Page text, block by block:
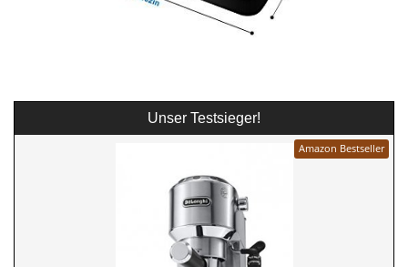
Unser Testsieger!
Amazon Bestseller